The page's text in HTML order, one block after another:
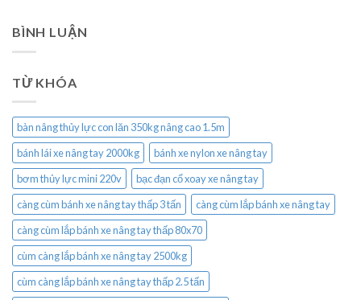
BÌNH LUẬN
TỪ KHÓA
bàn nâng thủy lực con lăn 350kg nâng cao 1.5m
bánh lái xe nâng tay 2000kg
bánh xe nylon xe nâng tay
bơm thủy lực mini 220v
bạc đạn cổ xoay xe nâng tay
càng cùm bánh xe nâng tay thấp 3 tấn
càng cùm lắp bánh xe nâng tay
càng cùm lắp bánh xe nâng tay thấp 80x70
cùm càng lắp bánh xe nâng tay 2500kg
cùm càng lắp bánh xe nâng tay thấp 2.5 tấn